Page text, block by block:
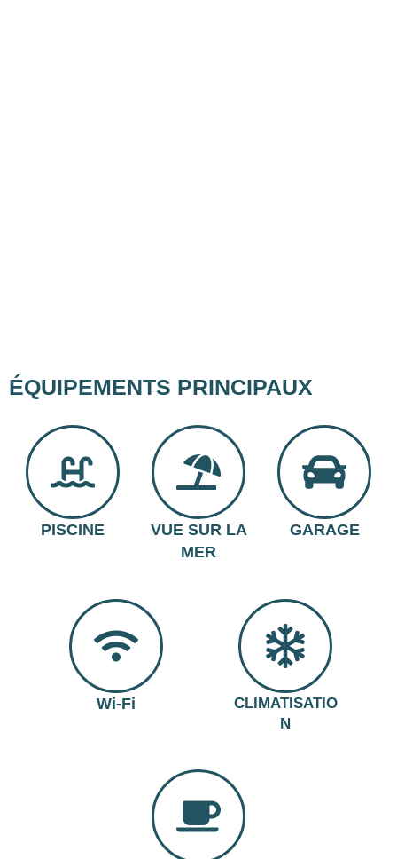
ÉQUIPEMENTS PRINCIPAUX
PISCINE
VUE SUR LA
MER
GARAGE
Wi-Fi
CLIMATISATIO
N